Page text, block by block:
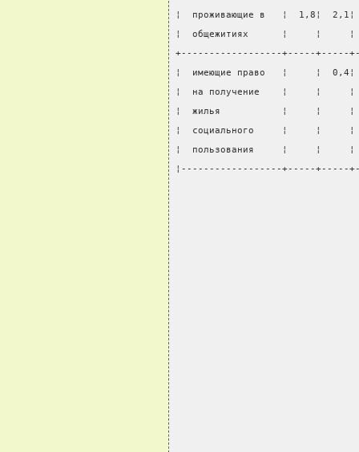
¦  проживающие в   ¦  1,8¦
¦  общежитиях      ¦     ¦
+------------------+-----+-----
¦  имеющие право   ¦     ¦
¦  на получение    ¦     ¦
¦  жилья           ¦     ¦
¦  социального     ¦     ¦
¦  пользования     ¦     ¦
¦------------------+-----+-----